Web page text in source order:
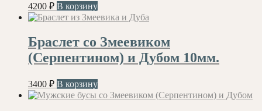
4200 ₽ В корзину
Браслет со Змеевиком
(Серпентином) и Дубом 10мм.
3400 ₽ В корзину